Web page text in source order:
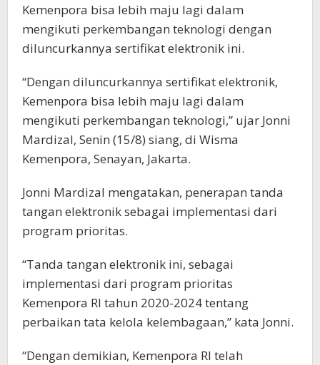
Kemenpora bisa lebih maju lagi dalam
mengikuti perkembangan teknologi dengan
diluncurkannya sertifikat elektronik ini.
“Dengan diluncurkannya sertifikat elektronik,
Kemenpora bisa lebih maju lagi dalam
mengikuti perkembangan teknologi,” ujar Jonni
Mardizal, Senin (15/8) siang, di Wisma
Kemenpora, Senayan, Jakarta.
Jonni Mardizal mengatakan, penerapan tanda
tangan elektronik sebagai implementasi dari
program prioritas.
“Tanda tangan elektronik ini, sebagai
implementasi dari program prioritas
Kemenpora RI tahun 2020-2024 tentang
perbaikan tata kelola kelembagaan,” kata Jonni.
“Dengan demikian, Kemenpora RI telah